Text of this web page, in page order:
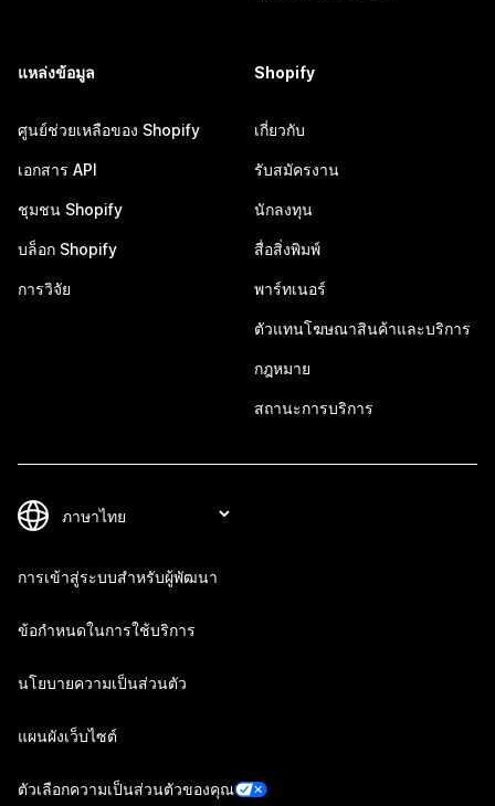
แหล่งข้อมูล
ศูนย์ช่วยเหลือของ Shopify
เอกสาร API
ชุมชน Shopify
บล็อก Shopify
การวิจัย
Shopify
เกี่ยวกับ
รับสมัครงาน
นักลงทุน
สื่อสิ่งพิมพ์
พาร์ทเนอร์
ตัวแทนโฆษณาสินค้าและบริการ
กฎหมาย
สถานะการบริการ
การเข้าสู่ระบบสำหรับผู้พัฒนา
ข้อกำหนดในการใช้บริการ
นโยบายความเป็นส่วนตัว
แผนผังเว็บไซต์
ตัวเลือกความเป็นส่วนตัวของคุณ